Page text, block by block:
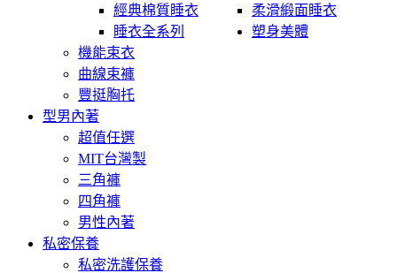
經典棉質睡衣
柔滑緞面睡衣
睡衣全系列
塑身美體
機能束衣
曲線束褲
豐挺胸托
型男內著
超值任選
MIT台灣製
三角褲
四角褲
男性內著
私密保養
私密洗護保養